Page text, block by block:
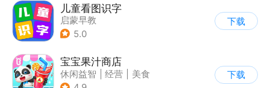
儿童看图识字
启蒙早教
5.0
下载
宝宝果汁商店
休闲益智 经营
美食
下载